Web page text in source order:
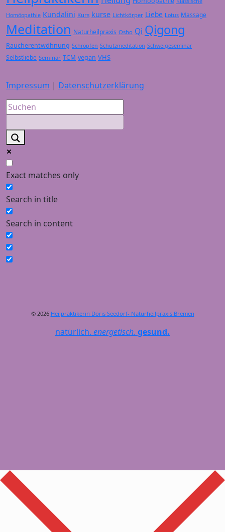
Homöopathie Kundalini Kurs kurse Lichtkörper Liebe Lotus Massage
Meditation Naturheilpraxis Osho Qi Qigong
Raucherentwöhnung Schröpfen Schutzmeditation Schweigeseminar
Selbstliebe Seminar TCM vegan VHS
Impressum | Datenschutzerklärung
Exact matches only
Search in title
Search in content
© 2026 Heilpraktikerin Doris Seedorf- Naturheilpraxis Bremen
natürlich. energetisch. gesund.